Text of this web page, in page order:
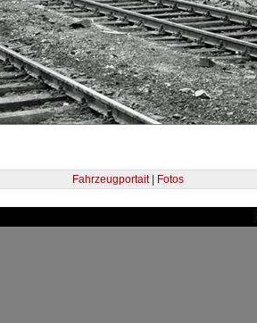
Fahrzeugportait | Fotos